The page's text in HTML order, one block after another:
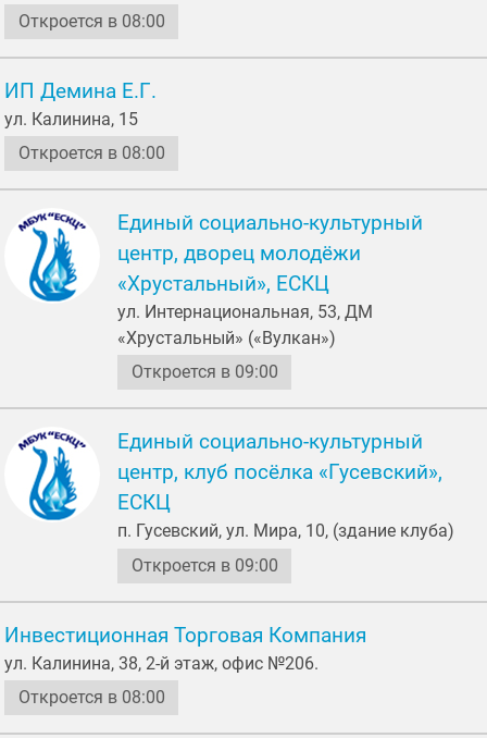
Откроется в 08:00
ИП Демина Е.Г.
ул. Калинина, 15
Откроется в 08:00
Единый социально-культурный
центр, дворец молодёжи
«Хрустальный», ЕСКЦ
ул. Интернациональная, 53, ДМ
«Хрустальный» («Вулкан»)
Откроется в 09:00
Единый социально-культурный
центр, клуб посёлка «Гусевский»,
ЕСКЦ
п. Гусевский, ул. Мира, 10, (здание клуба)
Откроется в 09:00
Инвестиционная Торговая Компания
ул. Калинина, 38, 2-й этаж, офис №206.
Откроется в 08:00